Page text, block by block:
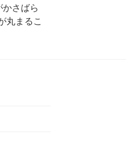
さばら
丸まるこ